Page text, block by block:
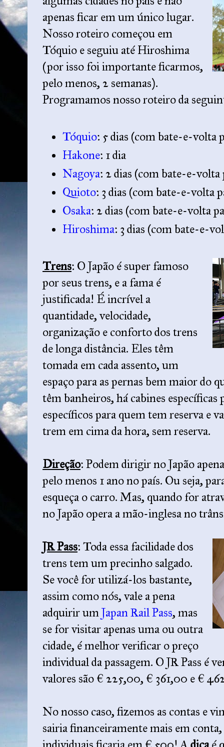
apenas ficar em um único lugar.
Nosso roteiro começou em
Tóquio e seguiu até Hiroshima
(por isso foi importante ficarmos,
pelo menos, 2 semanas).
Programamos nosso roteiro da
Tóquio: 5 dias (com bate-e-volta
Hakone: 1 dia
Nagoya: 2 dias (com bate-e-
Quioto: 3 dias (com bate-e-volta
Osaka: 2 dias (com bate-e-volta
Hiroshima: 3 dias (com bate-e-
Trens: O Japão é super famoso
por seus trens, e a fama é
justificada! É incrível a
quantidade, velocidade,
organização e conforto dos trens
de longa distância. Eles têm
tomada em cada assento, um
espaço para as pernas bem maior do
têm banheiros, há cabines específicas
específicos para quem tem reserva e
trem em cima da hora, sem reserva.
Direção: Podem dirigir no Japão
pelo menos 1 ano no país. Ou seja,
esqueça o carro. Mas, quando for
no Japão opera a mão-inglesa no
JR Pass: Toda essa facilidade dos
trens tem um precinho salgado.
Se você for utilizá-los bastante,
assim como nós, vale a pena
adquirir umJapan Rail Pass, mas
se for visitar apenas uma ou outra
cidade, é melhor verificar o preço
individual da passagem. O JR Pass é
valores são € 225,00, € 361,00 e €
No nosso caso, fizemos as contas e
sairia financeiramente mais em conta,